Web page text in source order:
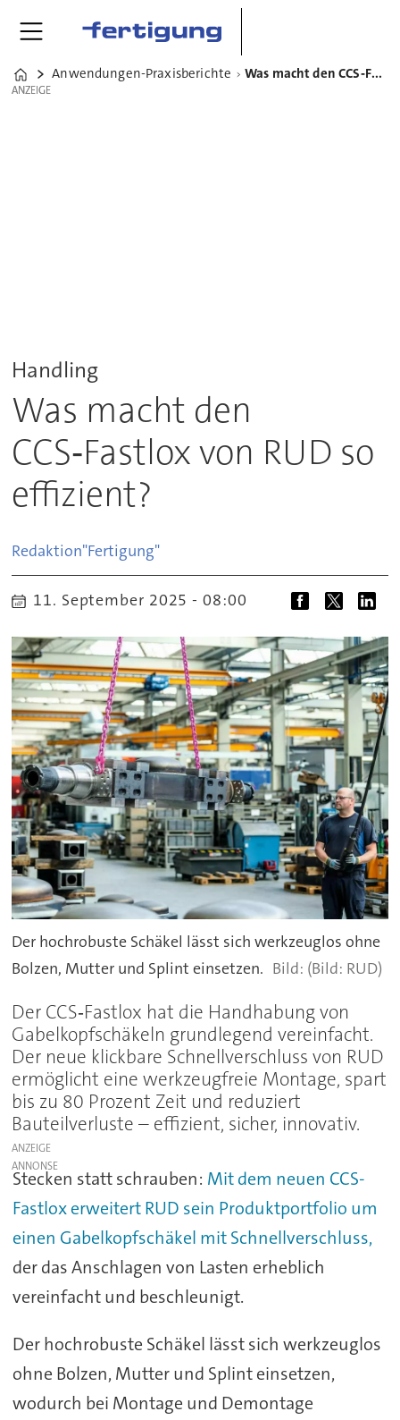
Home
Anwendungen-Praxisberichte Was macht den CCS‑Fastlox von RUD so effizient?
ANZEIGE
ANZEIGE
Handling
Was macht den
CCS‑Fastlox von RUD so
effizient?
Redaktion"Fertigung"
11. September 2025 - 08:00
Der hochrobuste Schäkel lässt sich werkzeuglos ohne
Bolzen, Mutter und Splint einsetzen.
(Bild: RUD)
Der CCS‑Fastlox hat die Handhabung von
Gabelkopfschäkeln grundlegend vereinfacht.
Der neue klickbare Schnellverschluss von RUD
ermöglicht eine werkzeugfreie Montage, spart
bis zu 80 Prozent Zeit und reduziert
Bauteilverluste – effizient, sicher, innovativ.
ANZEIGE
Stecken statt schrauben: Mit dem neuen CCS-
Fastlox erweitert RUD sein Produktportfolio um
einen Gabelkopfschäkel mit Schnellverschluss,
der das Anschlagen von Lasten erheblich
vereinfacht und beschleunigt.
Der hochrobuste Schäkel lässt sich werkzeuglos
ohne Bolzen, Mutter und Splint einsetzen,
wodurch bei Montage und Demontage